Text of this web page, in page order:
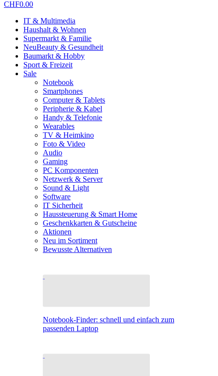
CHF0.00
IT & Multimedia
Haushalt & Wohnen
Supermarkt & Familie
NeuBeauty & Gesundheit
Baumarkt & Hobby
Sport & Freizeit
Sale
Notebook
Smartphones
Computer & Tablets
Peripherie & Kabel
Handy & Telefonie
Wearables
TV & Heimkino
Foto & Video
Audio
Gaming
PC Komponenten
Netzwerk & Server
Sound & Light
Software
IT Sicherheit
Haussteuerung & Smart Home
Geschenkkarten & Gutscheine
Aktionen
Neu im Sortiment
Bewusste Alternativen
Notebook-Finder: schnell und einfach zum
passenden Laptop